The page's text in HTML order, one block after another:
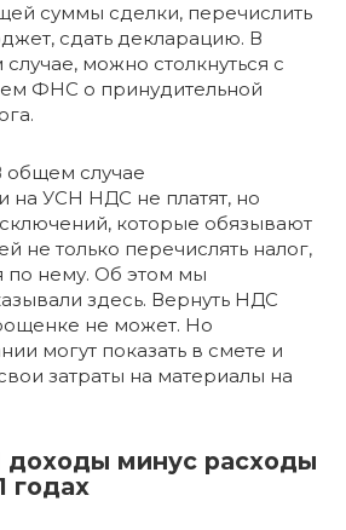
суммы сделки, перечислить
сдать декларацию. В
можно столкнуться с
ФНС о принудительной
общем случае
на УСН НДС не платят, но
которые обязывают
не только перечислять налог,
по нему. Об этом мы
здесь. Вернуть НДС
не может. Но
могут показать в смете и
затраты на материалы на
минус расходы
годах